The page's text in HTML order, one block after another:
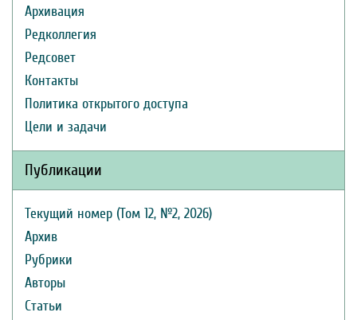
Архивация
Редколлегия
Редсовет
Контакты
Политика открытого доступа
Цели и задачи
Публикации
Текущий номер (Том 12, №2, 2026)
Архив
Рубрики
Авторы
Статьи